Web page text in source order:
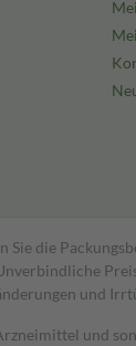
Sie die
und
und